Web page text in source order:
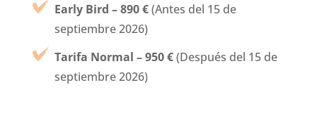
Early Bird – 890 €(Antes del 15 de
septiembre 2026)
Tarifa Normal – 950 €(Después del 15 de
septiembre 2026)